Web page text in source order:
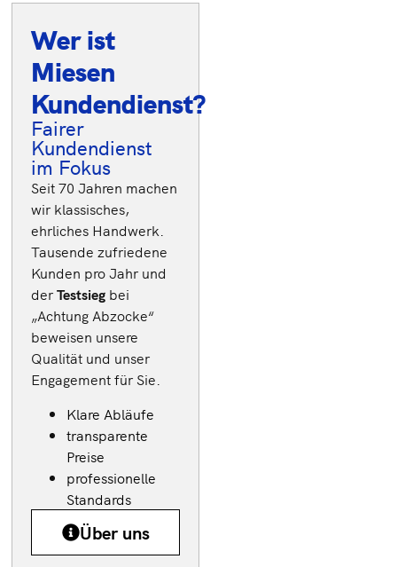
Wer ist
Miesen
Kundendienst?
Fairer
Kundendienst
im Fokus
Seit 70 Jahren machen
wir klassisches,
ehrliches Handwerk.
Tausende zufriedene
Kunden pro Jahr und
derTestsieg bei
„Achtung Abzocke“
beweisen unsere
Qualität und unser
Engagement für Sie.
Klare Abläufe
transparente
Preise
professionelle
Standards
Über uns